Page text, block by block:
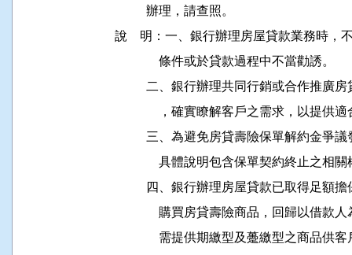
          辦理，請查照。
說    明：一、銀行辦理房屋貸款業務時，
              條件或於貸款過程中不當勸誘。
二、銀行辦理共同行銷或合作推
，確實瞭解客戶之需求，以提供
三、為避免房貸壽險保單解約金
具體說明包含保單契約終止之
四、銀行辦理房屋貸款已取得足
購買房貸壽險商品，回歸以借
需提供期繳型及躉繳型之商品供